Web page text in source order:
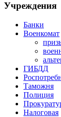
Учреждения
Банки
Военкомат
ГИБДД
Таможня
Полиция
Налоговая